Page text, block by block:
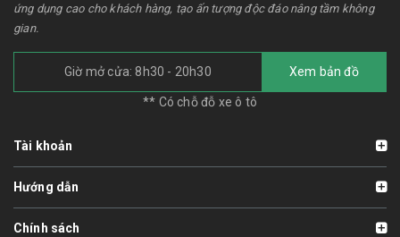
ứng dụng cao cho khách hàng, tạo ấn tượng độc đáo nâng tầm không
gian.
Giờ mở cửa: 8h30 - 20h30 Xem bản đồ
** Có chỗ đỗ xe ô tô
Tài khoản
Hướng dẫn
Chính sách